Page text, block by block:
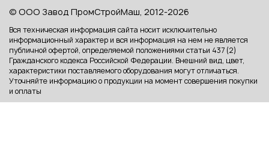
© ООО Завод ПромСтройМаш, 2012-2026
Вся техническая информация сайта носит исключительно
информационный характер и вся информация на нем не является
публичной офертой, определяемой положениями статьи 437 (2)
Гражданского кодекса Российской Федерации. Внешний вид, цвет,
характеристики поставляемого оборудования могут отличаться.
Уточняйте информацию о продукции на момент совершения покупки
и оплаты